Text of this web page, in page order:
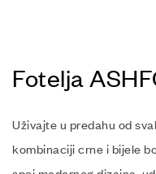
Fotelja
Uživajte u predahu od
kombinaciji crne i bijele